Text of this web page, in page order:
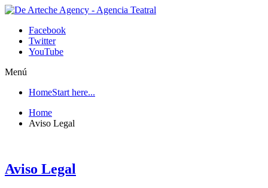
Facebook
Twitter
YouTube
Menú
HomeStart here...
Home
Aviso Legal
Aviso Legal